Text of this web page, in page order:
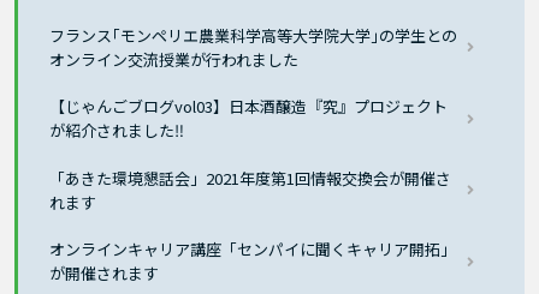
フランス｢モンペリエ農業科学高等大学院大学｣の学生との
オンライン交流授業が行われました
【じゃんごブログvol03】日本酒醸造『究』プロジェクト
が紹介されました‼
「あきた環境懇話会」2021年度第1回情報交換会が開催さ
れます
オンラインキャリア講座「センパイに聞くキャリア開拓」
が開催されます